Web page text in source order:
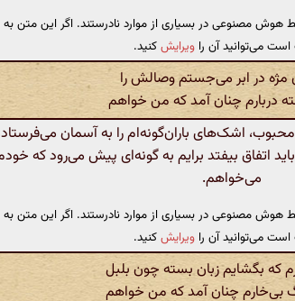
هوش مصنوعی در بسیاری از موارد نادرستند. اگر این متن به
می‌توانید آن را ویرایشکنید.
مژه در ابر می‌جستم وصالش را
دربارم چنان آمد که من خواهم
اشک‌های باران‌گونه‌ام را به آسمان
اتفاق بیفتد برایم به گونه‌ای پیش می‌رود که
می‌خواهم.
هوش مصنوعی در بسیاری از موارد نادرستند. اگر این متن به
می‌توانید آن را ویرایشکنید.
که بگشایم زبان بسته چون بلبل
بی‌خارم چنان آمد که من خواهم